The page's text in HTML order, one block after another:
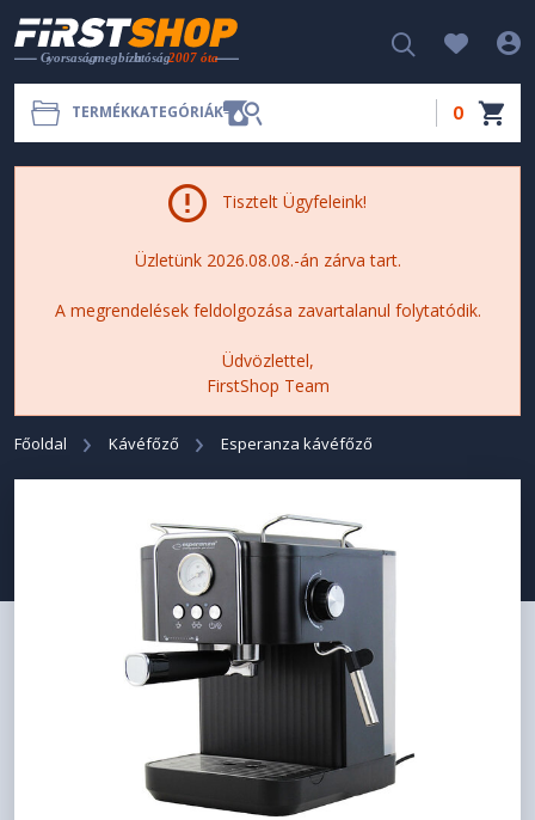
TERMÉKKATEGÓRIÁK 0
Tisztelt Ügyfeleink!
Üzletünk 2026.08.08.-án zárva tart.
A megrendelések feldolgozása zavartalanul folytatódik.
Üdvözlettel,
FirstShop Team
Főoldal Kávéfőző Esperanza kávéfőző